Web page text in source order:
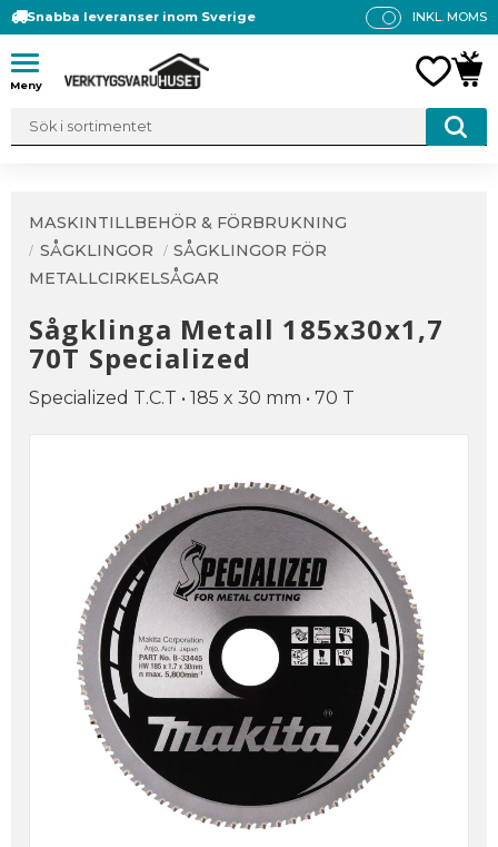
Meny
Snabba leveranser inom Sverige
P
INKL. MOMS
MASKINTILLBEHÖR & FÖRBRUKNING
SÅGKLINGOR
SÅGKLINGOR FÖR
METALLCIRKELSÅGAR
Sågklinga Metall 185x30x1,7
70T Specialized
Specialized T.C.T • 185 x 30 mm • 70 T